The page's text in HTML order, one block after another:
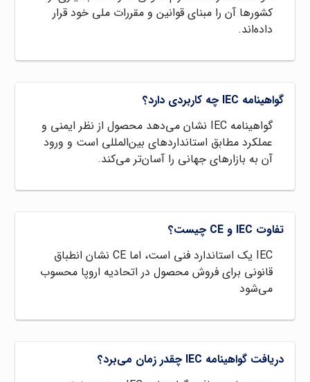
کشورها آن را مبنای قوانین و مقررات ملی خود قرار
داده‌اند.
گواهینامه IEC چه کاربردی دارد؟
گواهینامه IEC نشان می‌دهد محصول از نظر ایمنی و
عملکرد مطابق استانداردهای بین‌المللی است و ورود
آن به بازارهای جهانی را آسان‌تر می‌کند.
تفاوت IEC و CE چیست؟
IEC یک استاندارد فنی است، اما CE نشان انطباق
قانونی برای فروش محصول در اتحادیه اروپا محسوب
می‌شود
دریافت گواهینامه IEC چقدر زمان می‌برد؟